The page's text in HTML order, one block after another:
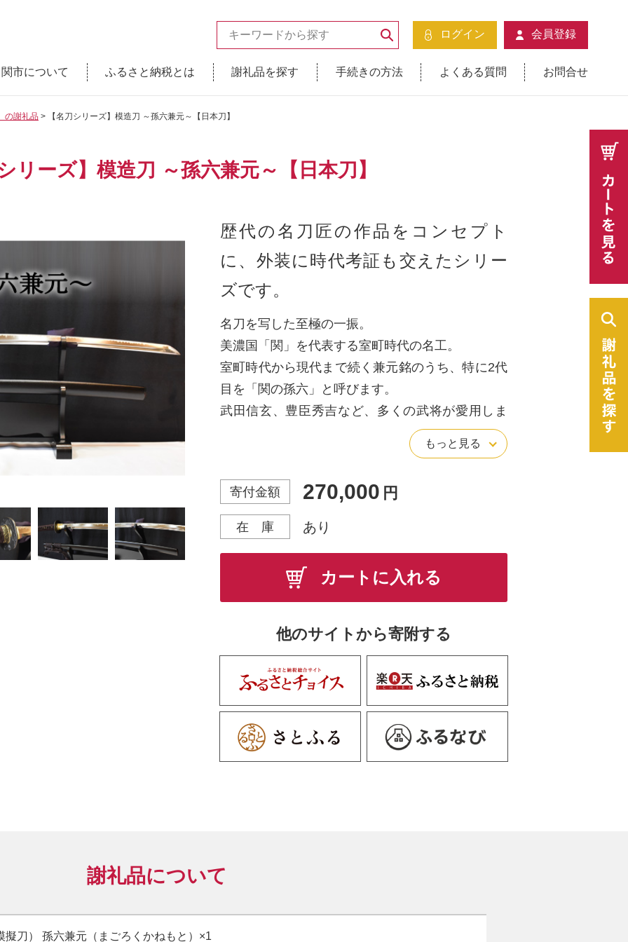
ログイン 会員登録
関市について ふるさと納税とは 謝礼品を探す 手続きの方法 よくある質問 お問合せ
の謝礼品 【名刀シリーズ】模造刀 ～孫六兼元～【日本刀】
リーズ】模造刀 ～孫六兼元～【日本刀】
歴代の名刀匠の作品をコンセプト
に、外装に時代考証も交えたシリー
ズです。
名刀を写した至極の一振。
美濃国「関」を代表する室町時代の名工。
室町時代から現代まで続く兼元銘のうち、特に2代
目を「関の孫六」と呼びます。
武田信玄、豊臣秀吉など、多くの武将が愛用しま
■基本仕様■
◇刀身
【刃文】HM-B兼元写し（三本杉）
【樋】掻き流し樋
【縁頭】KY-49籠目（真鍮古美）
【目貫】MY-40竹に虎（真鍮古美）
【ハバキ】無地（真鍮）
◇鞘
【鞘色】SY-02黒石目
◇付属品
・正絹下緒（笹浪織）
もっと見る
寄付金額 270,000 円
在 庫 あり
カートに入れる
他のサイトから寄附する
謝礼品について
擬刀） 孫六兼元（まごろくかねもと）×1